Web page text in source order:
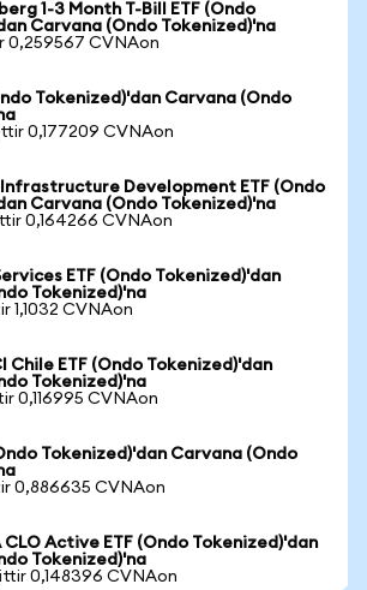
1-3 Month T-Bill ETF (Ondo
Carvana (Ondo Tokenized)'na
0,259567 CVNAon
Tokenized)'dan Carvana (Ondo
0,177209 CVNAon
Infrastructure Development ETF (Ondo
Carvana (Ondo Tokenized)'na
0,164266 CVNAon
ETF (Ondo Tokenized)'dan
Tokenized)'na
1,1032 CVNAon
Chile ETF (Ondo Tokenized)'dan
Tokenized)'na
0,116995 CVNAon
Tokenized)'dan Carvana (Ondo
0,886635 CVNAon
CLO Active ETF (Ondo Tokenized)'dan
Tokenized)'na
0,148396 CVNAon